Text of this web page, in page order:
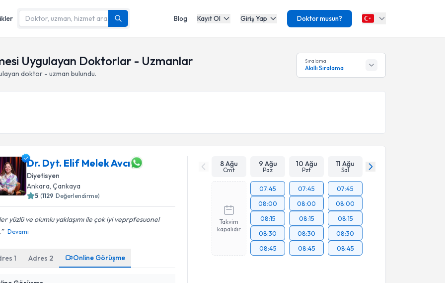
Blog Kayıt Ol Giriş Yap Doktor musun?
Uygulayan Doktorlar - Uzmanlar
doktor - uzman bulundu.
Sıralama
Akıllı Sıralama
Dr. Dyt. Elif Melek Avcı
Diyetisyen
Ankara,Çankaya
5 (1129 Değerlendirme)
yüzlü ve olumlu yaklaşımı ile çok iyi veprpfesuonel
Devamı
1 Adres 2 Online Görüşme
8 Ağu
Cmt
9 Ağu
Paz
10 Ağu
Pzt
11 Ağu
Sal
Takvim
kapalıdır
07:45
08:00
08:15
08:30
08:45
07:45
08:00
08:15
08:30
08:45
07:45
08:00
08:15
08:30
08:45